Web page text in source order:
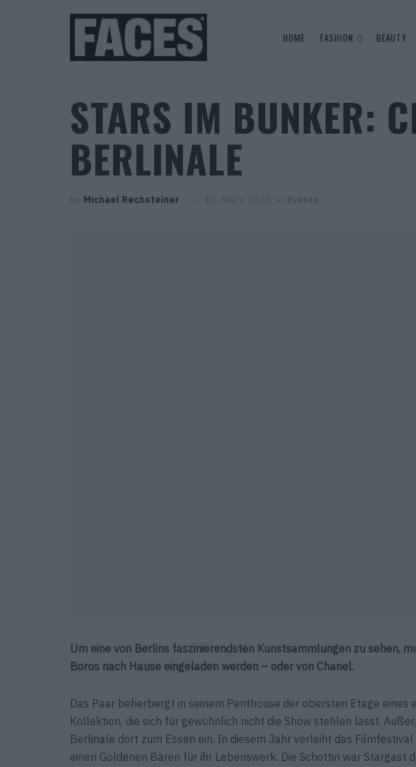
HOME FASHION BEAUTY
STARS IM BUNKER:
BERLINALE
by Michael Rechsteiner 10. März 2025 in Events
Um eine von Berlins faszinierendsten Kunstsammlungen zu sehen,
Boros nach Hause eingeladen werden – oder von Chanel.
Das Paar beherbergt in seinem Penthouse der obersten Etage eines
Kollektion, die sich für gewöhnlich nicht die Show stehlen lässt.
Berlinale dort zum Essen ein. In diesem Jahr verleiht das
einen Goldenen Bären für ihr Lebenswerk. Die Schottin war Stargast